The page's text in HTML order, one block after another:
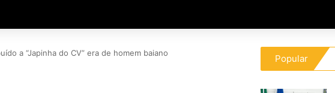
a “Japinha do CV” era de homem baiano Popular